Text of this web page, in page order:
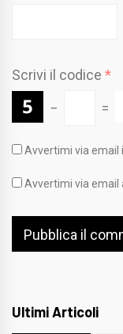
Scrivi il codice *
−
=
Avvertimi via email
Avvertimi via email
Ultimi Articoli